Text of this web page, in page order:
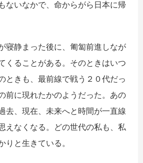
ないなかで、命からがら日本に帰
寝静まった後に、匍匐前進しなが
くることがある。そのときはいつ
ときも、最前線で戦う２０代だっ
前に現れたかのようだった。あの
去、現在、未来へと時間が一直線
えなくなる。どの世代の私も、私
りと生きている。